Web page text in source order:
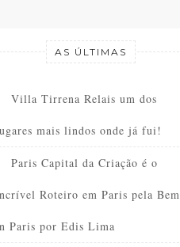
AS ÚLTIMAS
Villa Tirrena Relais um dos
mais lindos onde já fui!
Paris Capital da Criação é o
Roteiro em Paris pela Bem
Paris por Edis Lima